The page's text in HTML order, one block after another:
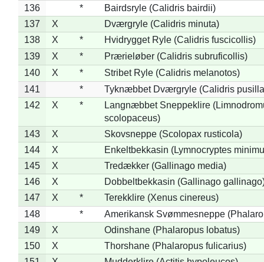
136
*
Bairdsryle (Calidris bairdii)
137
X
Dværgryle (Calidris minuta)
138
X *
Hvidrygget Ryle (Calidris fuscicollis)
139
X *
Prærieløber (Calidris subruficollis)
140
X *
Stribet Ryle (Calidris melanotos)
141
*
Tyknæbbet Dværgryle (Calidris
142
X *
Langnæbbet Sneppeklire
scolopaceus)
143
X
Skovsneppe (Scolopax rusticola)
144
X
Enkeltbekkasin (Lymnocryptes
145
X
Tredækker (Gallinago media)
146
X
Dobbeltbekkasin (Gallinago
147
X *
Terekklire (Xenus cinereus)
148
*
Amerikansk Svømmesneppe
149
X
Odinshane (Phalaropus lobatus)
150
X
Thorshane (Phalaropus fulicarius)